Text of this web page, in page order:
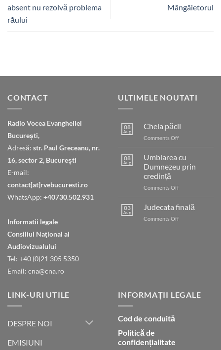
absent nu rezolvă problema
răului
Mângâietorul
CONTACT
Radio Vocea Evangheliei
București,
Adresă: str. Paul Greceanu, nr.
16, sector 2, București
E-mail:
contact[at]rvebucuresti.ro
WhatsApp: +40730.502.931
Informatii legale
Consiliul Naţional al
Audiovizualului
Tel: +40 (0)21 305 5350
Email: cna@cna.ro
ULTIMELE NOUTATI
08
Aug
Cheia păcii
Comments Offon
08
Aug
Umblarea cu
Dumnezeu prin
credință
Comments Offon
cu
Dumnezeu
prin
03
Aug
Judecata finală
Comments Offon
LINK-URI UTILE
DESPRE NOI
EMISIUNI
INFORMAȚII LEGALE
Cod de conduită
Politică de
confidențialitate